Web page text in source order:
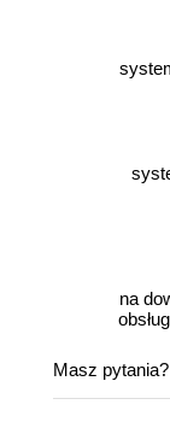
na
Masz